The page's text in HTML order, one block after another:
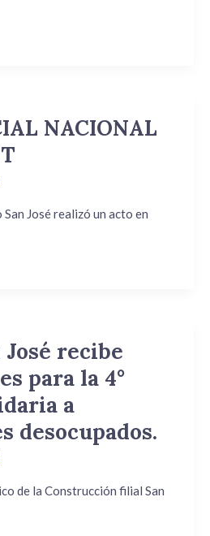
NACIONAL
José realizó un acto en
José recibe
para la 4°
a
desocupados.
de la Construcción filial San